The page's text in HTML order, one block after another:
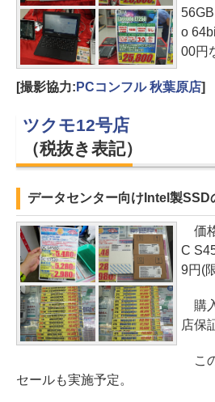
o
00円
[撮影協力: PCコンフル 秋葉原店]
ツクモ12号店
（税抜き表記）
データセンター向けIntel製SSD
価
C
9円(
購
店保
こ
セールも実施予定。